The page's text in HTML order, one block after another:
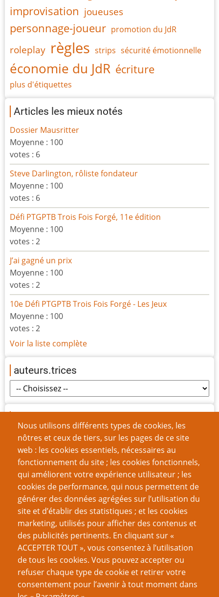
Nous utilisons différents types de cookies, les
nôtres et ceux de tiers, sur les pages de ce site
web : les cookies essentiels, nécessaires au
fonctionnement du site ; les cookies fonctionnels,
qui améliorent votre expérience utilisateur ; les
cookies de performance, qui nous permettent de
générer des données agrégées sur l’utilisation du
site et d’établir des statistiques ; et les cookies
marketing, utilisés pour afficher des contenus et
des publicités pertinents. En cliquant sur «
ACCEPTER TOUT », vous consentez à l’utilisation
de tous les cookies. Vous pouvez accepter ou
refuser chaque type de cookie et retirer votre
consentement pour l’avenir à tout moment dans
improvisation joueuses
personnage-joueur promotion du JdR
roleplay règles strips sécurité émotionnelle
économie du JdR écriture
plus d'étiquettes
Articles les mieux notés
Dossier Mausritter
Moyenne : 100
votes : 6
Steve Darlington, rôliste fondateur
Moyenne : 100
votes : 6
Défi PTGPTB Trois Fois Forgé, 11e édition
Moyenne : 100
votes : 2
J’ai gagné un prix
Moyenne : 100
votes : 2
10e Défi PTGPTB Trois Fois Forgé - Les Jeux
Moyenne : 100
votes : 2
Voir la liste complète
auteurs.trices
Nom d'utilisateur
Mot de passe
Créer un nouveau compte
Réinitialiser votre mot de passe